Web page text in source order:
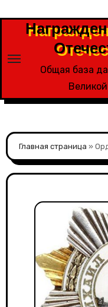
содержимому
Общая база
Главная страница »